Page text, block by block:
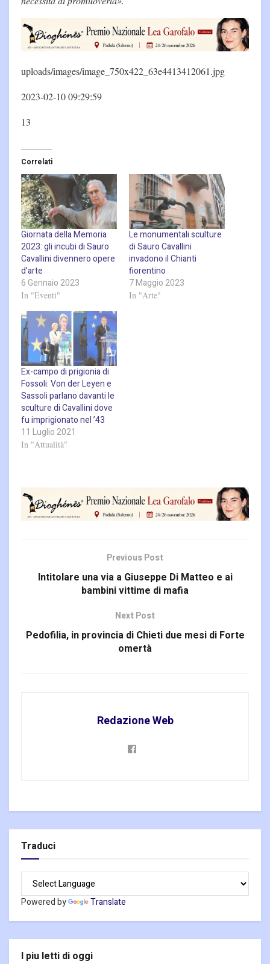
uploads/images/image_750x422_63e4413412061.jpg
2023-02-10 09:29:59
13
Correlati
Giornata della Memoria
2023: gli incubi di Sauro
Cavallini divennero opere
d’arte
6 Gennaio 2023
In "Eventi"
Le monumentali sculture
di Sauro Cavallini
invadono il Chianti
fiorentino
7 Maggio 2023
In "Arte"
Ex-campo di prigionia di
Fossoli: Von der Leyen e
Sassoli parlano davanti le
sculture di Cavallini dove
fu imprigionato nel ’43
11 Luglio 2021
In "Attualità"
Previous Post
Intitolare una via a Giuseppe Di Matteo e ai
bambini vittime di mafia
Next Post
Pedofilia, in provincia di Chieti due mesi di Forte
omertà
Redazione Web
Traduci
Powered by Translate
I piu letti di oggi